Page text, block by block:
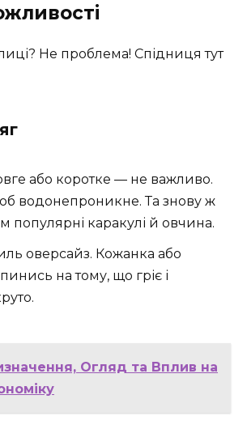
Не проблема! Спідниця тут
або коротке — не важливо.
водонепроникне. Та знову ж
популярні каракулі й овчина.
оверсайз. Кожанка або
на тому, що гріє і
Огляд та Вплив на